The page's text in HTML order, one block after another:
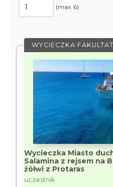
(max. 6)
WYCIECZKA
Wycieczka Miasto
Salamina z rejsem na
żółwi z Protaras
uczestnik